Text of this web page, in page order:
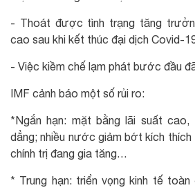
- Thoát được tình trạng tăng
cao sau khi kết thúc đại dịch Covid-
- Việc kiềm chế lạm phát bước đầu
IMF cảnh báo một số rủi ro:
*Ngắn hạn: mặt bằng lãi suất
dẳng; nhiều nước giảm bớt kích
chính trị đang gia tăng…
* Trung hạn: triển vọng kinh tế